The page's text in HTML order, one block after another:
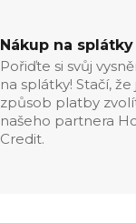
Nákup na splátky
Pořiďte si svůj
na splátky! Stačí, že
způsob platby
našeho partnera
Credit.